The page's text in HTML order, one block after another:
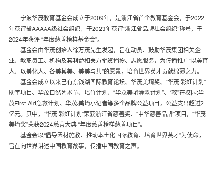
宁波华茂教育基金会成立于2009年，是浙江省首个教育基金会，于2022
年获评省AAAAA级社会组织，于2023年获评“浙江省品牌社会组织”称号，于
2024年获评 “年度慈善榜样基金会”。
基金会由华茂创始人徐万茂先生发起，旨在动员、鼓励华茂集团相关企
业、教职员工、机构及其利益相关方捐资捐物、志愿服务，为传播推广“以美育
人、以美化人、各美其美、美美与共”的愿景，培育世界英才贡献绵薄之力。
基金会成立以来已有东钱湖国际教育论坛、华茂美堉奖、“华茂·彩虹计划”
助学项目、华茂自然艺术节、培竹计划、“华茂美堉灌溉计划”、“救”在校园:华
茂First-Aid急救计划、华茂·美堉小记者等多个品牌公益项目，公益支出超过2
亿元。其中，“华茂·彩虹计划”荣获浙江省慈善奖、“中华慈善品牌”项目，“华茂
美堉奖”荣获2024慈善大典 “年度慈善榜样慈善项目”。
基金会以“倡导因材施教、推动本土化国际教育、培育世界英才”为使命，
旨在向世界讲述中国教育故事，传播中国教育之声。